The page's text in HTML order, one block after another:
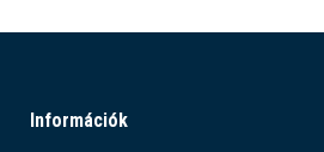
Információk